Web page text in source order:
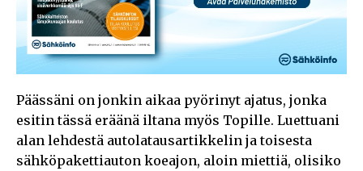
Päässäni on jonkin aikaa pyörinyt ajatus, jonka
esitin tässä eräänä iltana myös Topille. Luettuani
alan lehdestä autolatausartikkelin ja toisesta
sähköpakettiauton koeajon, aloin miettiä, olisiko